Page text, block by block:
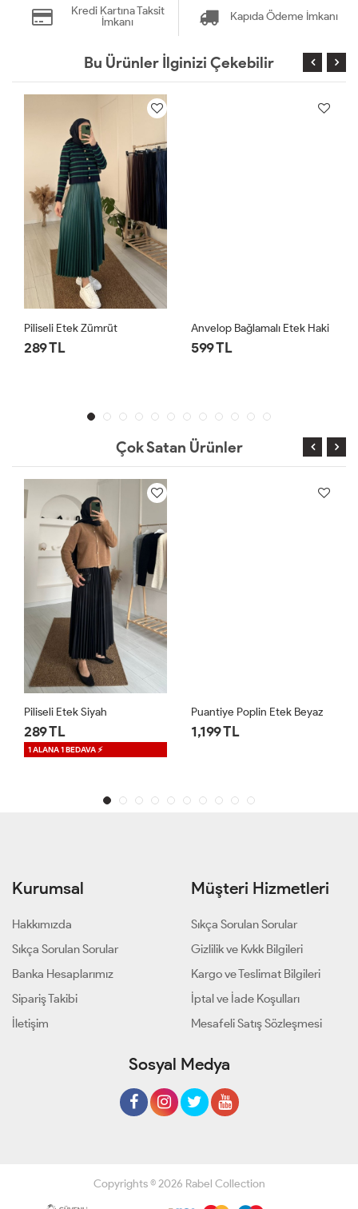
Kredi Kartına Taksit
İmkanı
Kapıda Ödeme İmkanı
Bu Ürünler İlginizi Çekebilir
Piliseli Etek Zümrüt
289 TL
Anvelop Bağlamalı Etek Haki
599 TL
Çok Satan Ürünler
Piliseli Etek Siyah
289 TL
1 ALANA 1 BEDAVA ⚡
Puantiye Poplin Etek Beyaz
1,199 TL
Kurumsal
Hakkımızda
Sıkça Sorulan Sorular
Banka Hesaplarımız
Sipariş Takibi
İletişim
Müşteri Hizmetleri
Sıkça Sorulan Sorular
Gizlilik ve Kvkk Bilgileri
Kargo ve Teslimat Bilgileri
İptal ve İade Koşulları
Mesafeli Satış Sözleşmesi
Sosyal Medya
Copyrights © 2026 Rabel Collection